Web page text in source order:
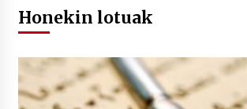
Honekin lotuak